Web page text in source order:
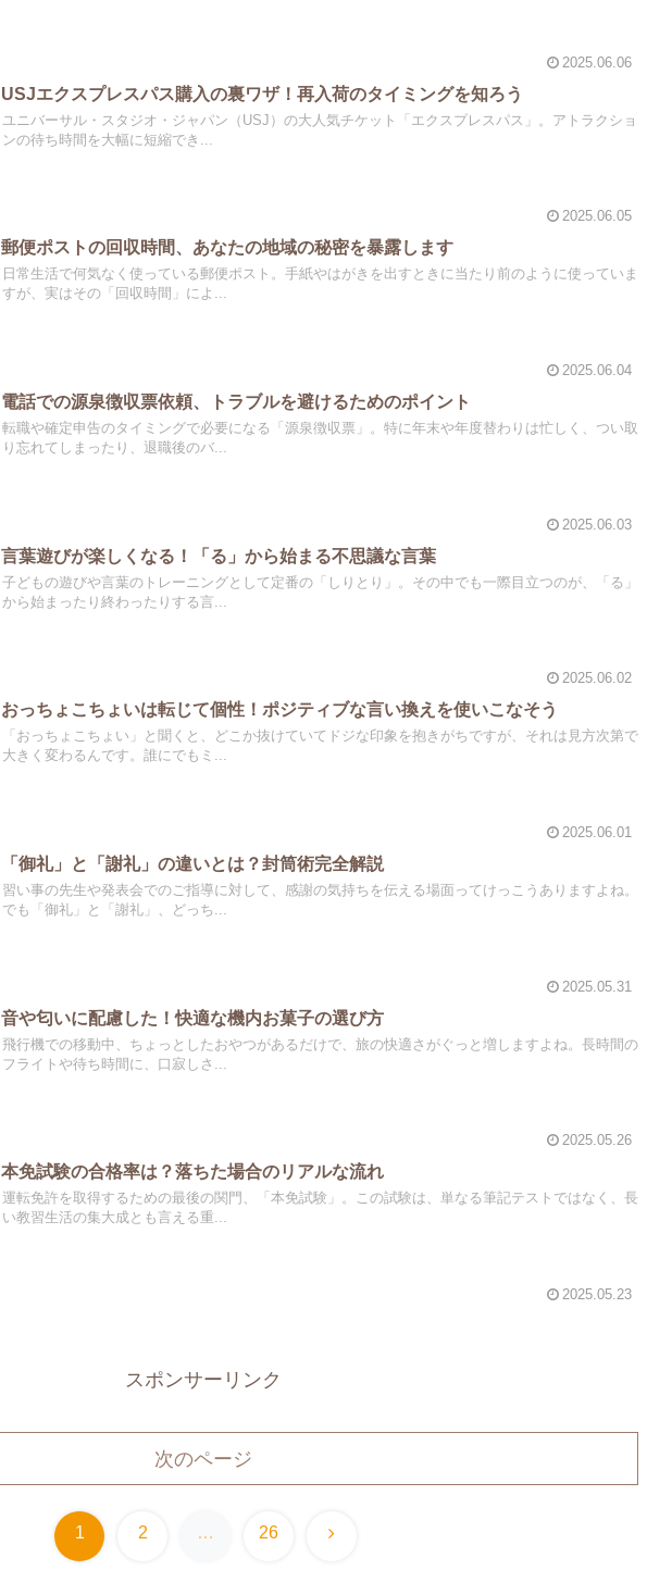
2025.06.06
USJエクスプレスパス購入の裏ワザ！再入荷のタイミングを知ろう
ユニバーサル・スタジオ・ジャパン（USJ）の大人気チケット「エクスプレスパス」。アトラクショ
ンの待ち時間を大幅に短縮でき...
2025.06.05
郵便ポストの回収時間、あなたの地域の秘密を暴露します
日常生活で何気なく使っている郵便ポスト。手紙やはがきを出すときに当たり前のように使っていま
すが、実はその「回収時間」によ...
2025.06.04
電話での源泉徴収票依頼、トラブルを避けるためのポイント
転職や確定申告のタイミングで必要になる「源泉徴収票」。特に年末や年度替わりは忙しく、つい取
り忘れてしまったり、退職後のバ...
2025.06.03
言葉遊びが楽しくなる！「る」から始まる不思議な言葉
子どもの遊びや言葉のトレーニングとして定番の「しりとり」。その中でも一際目立つのが、「る」
から始まったり終わったりする言...
2025.06.02
おっちょこちょいは転じて個性！ポジティブな言い換えを使いこなそう
「おっちょこちょい」と聞くと、どこか抜けていてドジな印象を抱きがちですが、それは見方次第で
大きく変わるんです。誰にでもミ...
2025.06.01
「御礼」と「謝礼」の違いとは？封筒術完全解説
習い事の先生や発表会でのご指導に対して、感謝の気持ちを伝える場面ってけっこうありますよね。
でも「御礼」と「謝礼」、どっち...
2025.05.31
音や匂いに配慮した！快適な機内お菓子の選び方
飛行機での移動中、ちょっとしたおやつがあるだけで、旅の快適さがぐっと増しますよね。長時間の
フライトや待ち時間に、口寂しさ...
2025.05.26
本免試験の合格率は？落ちた場合のリアルな流れ
運転免許を取得するための最後の関門、「本免試験」。この試験は、単なる筆記テストではなく、長
い教習生活の集大成とも言える重...
2025.05.23
スポンサーリンク
次のページ
1 2 … 26 次